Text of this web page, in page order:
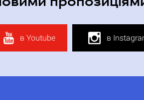
в Youtube в